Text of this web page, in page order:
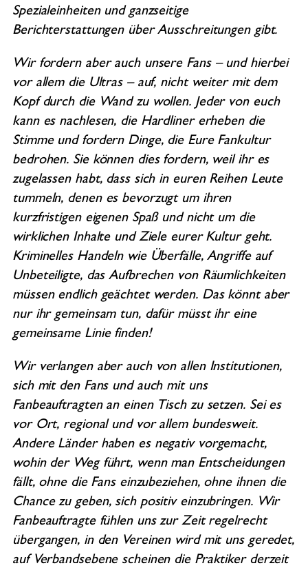
Spezialeinheiten und ganzseitige
Berichterstattungen über Ausschreitungen gibt.
Wir fordern aber auch unsere Fans – und hierbei
vor allem die Ultras – auf, nicht weiter mit dem
Kopf durch die Wand zu wollen. Jeder von euch
kann es nachlesen, die Hardliner erheben die
Stimme und fordern Dinge, die Eure Fankultur
bedrohen. Sie können dies fordern, weil ihr es
zugelassen habt, dass sich in euren Reihen Leute
tummeln, denen es bevorzugt um ihren
kurzfristigen eigenen Spaß und nicht um die
wirklichen Inhalte und Ziele eurer Kultur geht.
Kriminelles Handeln wie Überfälle, Angriffe auf
Unbeteiligte, das Aufbrechen von Räumlichkeiten
müssen endlich geächtet werden. Das könnt aber
nur ihr gemeinsam tun, dafür müsst ihr eine
gemeinsame Linie finden!
Wir verlangen aber auch von allen Institutionen,
sich mit den Fans und auch mit uns
Fanbeauftragten an einen Tisch zu setzen. Sei es
vor Ort, regional und vor allem bundesweit.
Andere Länder haben es negativ vorgemacht,
wohin der Weg führt, wenn man Entscheidungen
fällt, ohne die Fans einzubeziehen, ohne ihnen die
Chance zu geben, sich positiv einzubringen. Wir
Fanbeauftragte fühlen uns zur Zeit regelrecht
übergangen, in den Vereinen wird mit uns geredet,
auf Verbandsebene scheinen die Praktiker derzeit